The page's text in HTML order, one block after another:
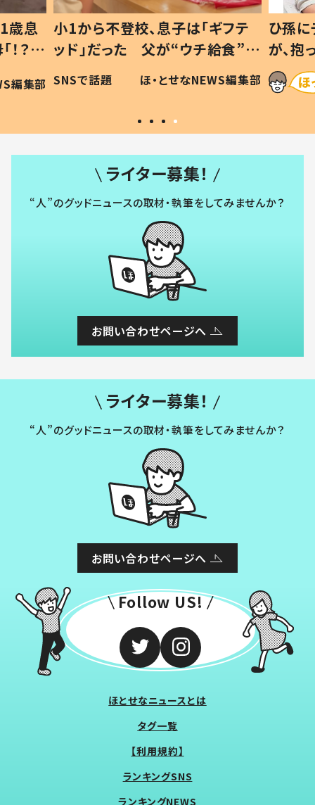
歳息
？」
編集部
小1から不登校、息子は「ギフテ
ッド」だった 父が“ウチ給食”を
作り続ける理由とは #令和の親
#令和の子
SNSで話題 ほ・とせなNEWS編集部
ひ孫
が、
「涙が
い」
ライター募集！
“人”のグッドニュースの取材・執筆をしてみませんか？
お問い合わせページへ
ライター募集！
“人”のグッドニュースの取材・執筆をしてみませんか？
お問い合わせページへ
Follow US!
ほとせなニュースとは
タグ一覧
【利用規約】
ランキングSNS
ランキングNEWS